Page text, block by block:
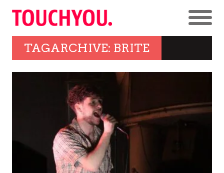
TAGARCHIVE: BRITE